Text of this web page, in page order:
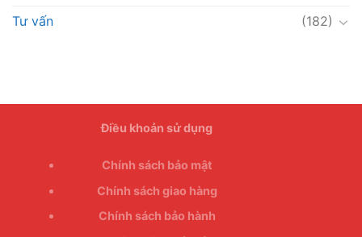
Tư vấn
(182)
Điều khoản sử dụng
Chính sách bảo mật
Chính sách giao hàng
Chính sách bảo hành